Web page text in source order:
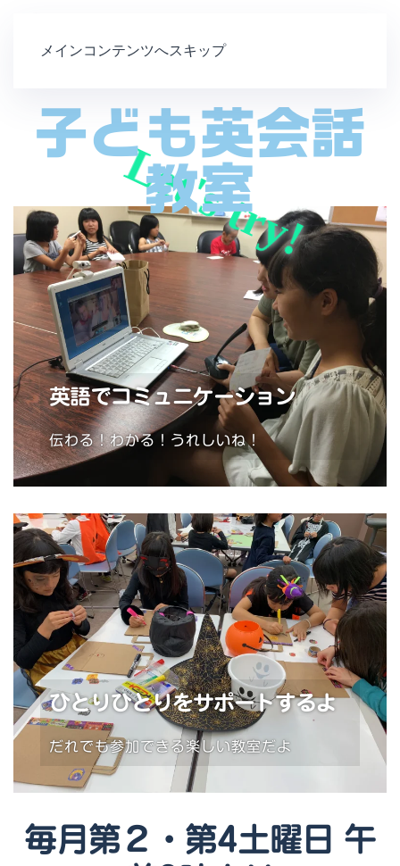
メインコンテンツへスキップ
Let's try!
子ども英会話
教室
英語でコミュニケーション
伝わる！わかる！うれしいね！
ひとりひとりをサポートするよ
だれでも参加できる楽しい教室だよ
毎月第２・第4土曜日 午